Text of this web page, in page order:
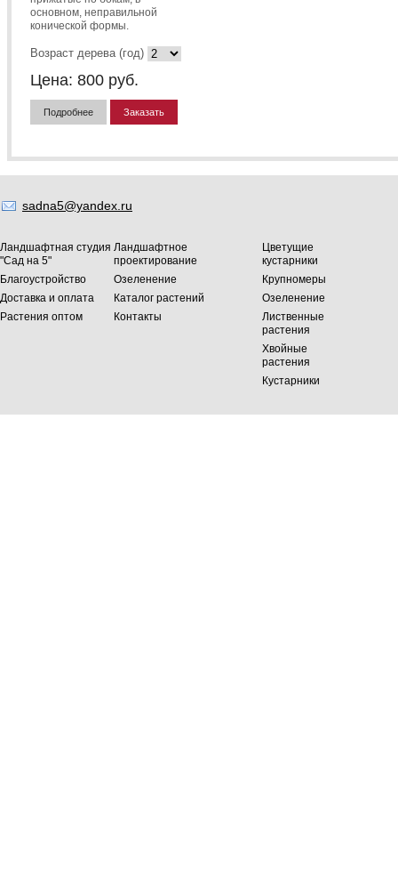
основном, неправильной
конической формы.
Возраст дерева (год)
Цена: 800 руб.
Подробнее Заказать
sadna5@yandex.ru
Ландшафтная студия
"Сад на 5"
Ландшафтное
проектирование
Благоустройство
Озеленение
Доставка и оплата
Каталог растений
Растения оптом
Контакты
Цветущие
кустарники
Крупномеры
Озеленение
Лиственные
растения
Хвойные
растения
Кустарники